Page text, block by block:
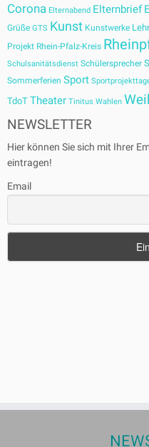
Corona Elternabend Elternbrief
Grüße GTS Kunst Kunstwerke
Projekt Rhein-Pfalz-Kreis
Schulsanitätsdienst Schülersprecher
Sommerferien Sport
TdoT Theater Tinitus Wahlen
NEWSLETTER
Hier können Sie sich mit Ihrer
eintragen!
Email